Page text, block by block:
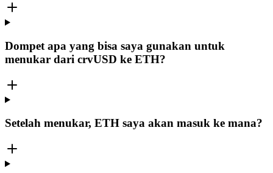
Dompet apa yang bisa saya gunakan untuk
menukar dari crvUSD ke ETH?
Setelah menukar, ETH saya akan masuk ke mana?